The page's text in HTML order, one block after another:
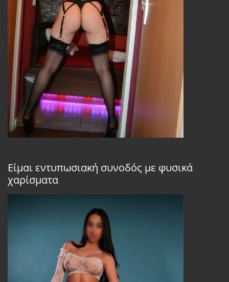
Είμαι εντυπωσιακή συνοδός με φυσικά
χαρίσματα